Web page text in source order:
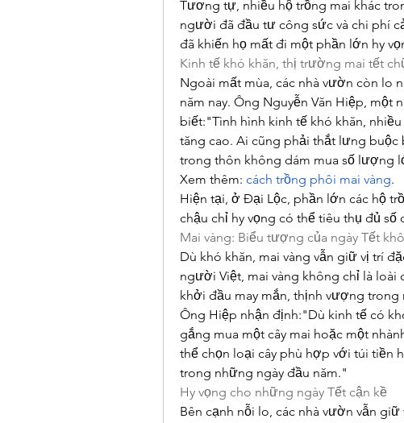
Tương tự, nhiều hộ trồng mai khác
người đã đầu tư công sức và chi phí
đã khiến họ mất đi một phần lớn hy
Kinh tế khó khăn, thị trường mai tết
Ngoài mất mùa, các nhà vườn còn lo
năm nay. Ông Nguyễn Văn Hiệp, một
biết:"Tình hình kinh tế khó khăn,
tăng cao. Ai cũng phải thắt lưng
trong thôn không dám mua số lượng
Xem thêm: cách trồng phôi mai vàng.
Hiện tại, ở Đại Lộc, phần lớn các hộ
chậu chỉ hy vọng có thể tiêu thụ đủ
Mai vàng: Biểu tượng của ngày Tết
Dù khó khăn, mai vàng vẫn giữ vị trí
người Việt, mai vàng không chỉ là
khởi đầu may mắn, thịnh vượng trong
Ông Hiệp nhận định:"Dù kinh tế có
gắng mua một cây mai hoặc một
thể chọn loại cây phù hợp với túi tiền
trong những ngày đầu năm."
Hy vọng cho những ngày Tết cận kề
Bên cạnh nỗi lo, các nhà vườn vẫn